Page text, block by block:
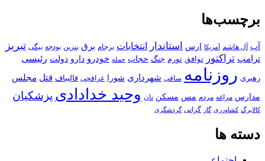
برچسب‌ها
آب آل هاشم آمریکا ارس استاندار انتخابات برجام برق بنزین بودجه بیگی تبریز
ترامپ تراکتور توافق تورم جنگ حجاب حمله خودرو دارو دولت رئیسی
رهبری روزنامه ساقی شهرداری شورا عراقچی قالیباف قتل مجلس
مدارس مراغه مردم مس مسکن نان وحید خدادادی پزشکیان
کالابرگ کشاورزی گاز گرانی گردشگری
دسته ها